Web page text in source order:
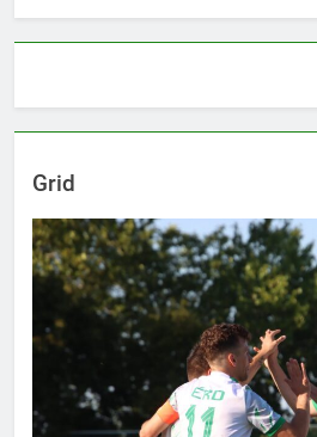
Grid